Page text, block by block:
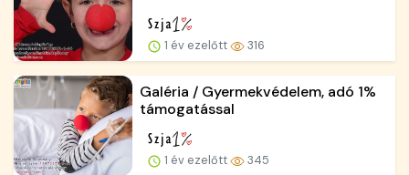
1 év ezelőtt 316
Galéria / Gyermekvédelem, adó 1%
támogatással
1 év ezelőtt 345